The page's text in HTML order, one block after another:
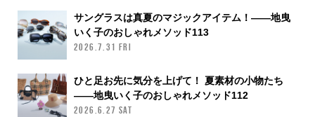
サングラスは真夏のマジックアイテム！——地曳
いく子のおしゃれメソッド113
2026.7.31 FRI
ひと足お先に気分を上げて！ 夏素材の小物たち
——地曳いく子のおしゃれメソッド112
2026.6.27 SAT